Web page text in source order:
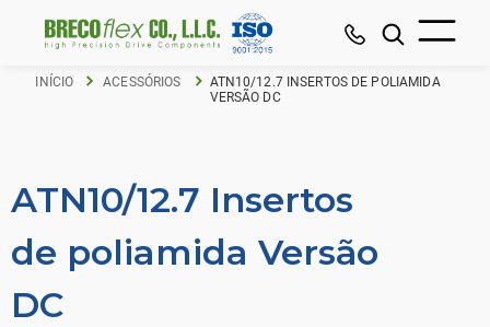
INÍCIO ACESSÓRIOS
ATN10/12.7 INSERTOS DE POLIAMIDA
VERSÃO DC
ATN10/12.7 Insertos
de poliamida Versão
DC